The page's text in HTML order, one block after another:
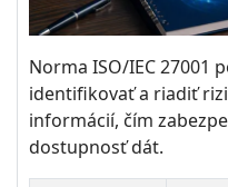
Norma ISO/IEC 27001
identifikovať a riadiť
informácií, čím
dostupnosť dát.